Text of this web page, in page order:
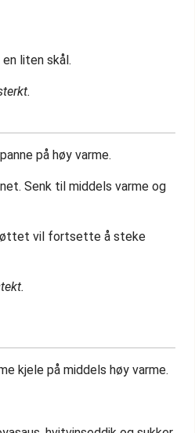
liten skål.
på høy varme.
Senk til middels varme og
vil fortsette å steke
kjele på middels høy varme.